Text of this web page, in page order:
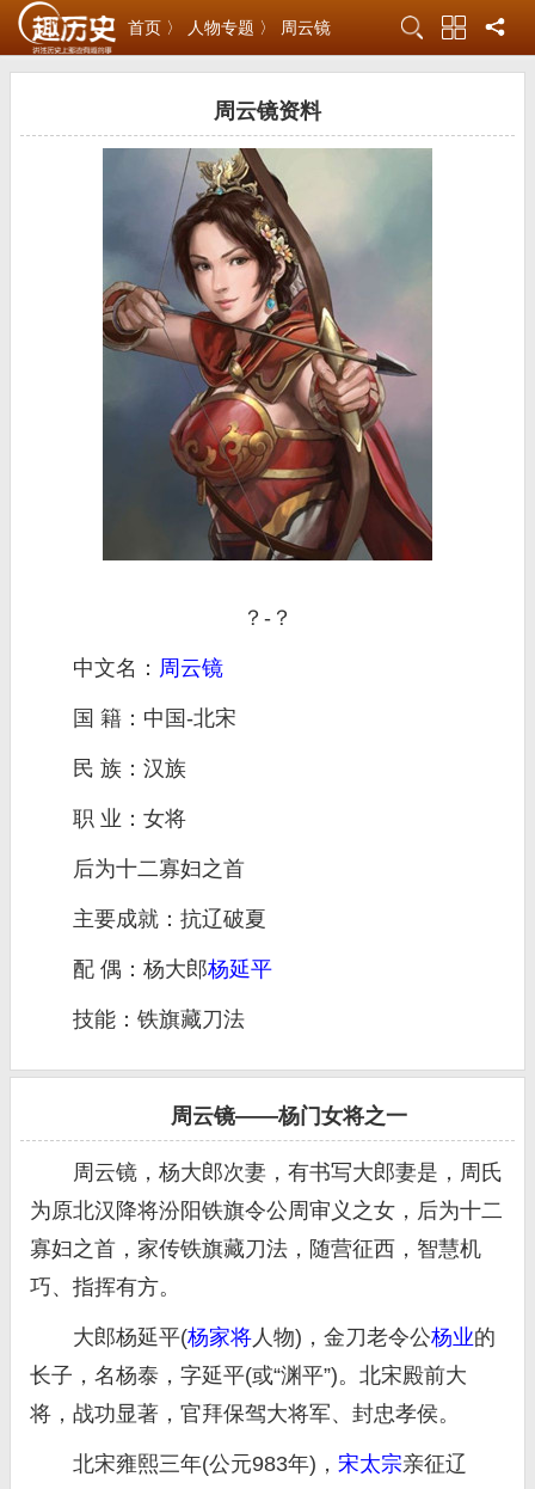
首页 〉 人物专题 〉 周云镜
周云镜资料
？-？
中文名： 周云镜
国 籍：中国-北宋
民 族：汉族
职 业：女将
后为十二寡妇之首
主要成就：抗辽破夏
配 偶：杨大郎杨延平
技能：铁旗藏刀法
周云镜——杨门女将之一
周云镜，杨大郎次妻，有书写大郎妻是，周氏
为原北汉降将汾阳铁旗令公周审义之女，后为十二
寡妇之首，家传铁旗藏刀法，随营征西，智慧机
巧、指挥有方。
大郎杨延平(杨家将人物)，金刀老令公杨业的
长子，名杨泰，字延平(或“渊平”)。北宋殿前大
将，战功显著，官拜保驾大将军、封忠孝侯。
北宋雍熙三年(公元983年)， 宋太宗亲征辽